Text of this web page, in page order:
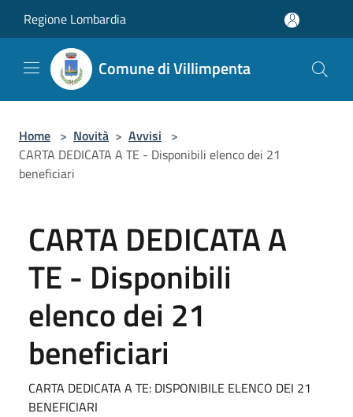
Regione Lombardia
Comune di Villimpenta
Home > Novità > Avvisi >
CARTA DEDICATA A TE - Disponibili elenco dei 21
beneficiari
CARTA DEDICATA A
TE - Disponibili
elenco dei 21
beneficiari
CARTA DEDICATA A TE: DISPONIBILE ELENCO DEI 21
BENEFICIARI